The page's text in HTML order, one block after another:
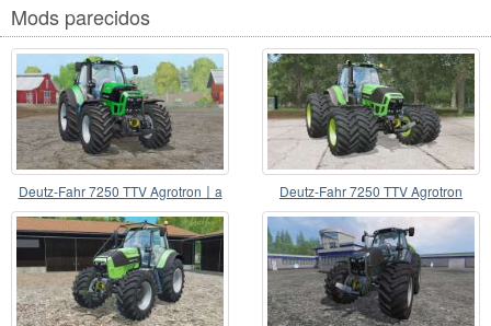
Mods parecidos
Deutz-Fahr 7250 TTV Agrotron〡a
animação
Deutz-Fahr 7250 TTV Agrotron